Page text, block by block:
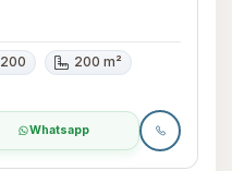
200
200 m²
Whatsapp